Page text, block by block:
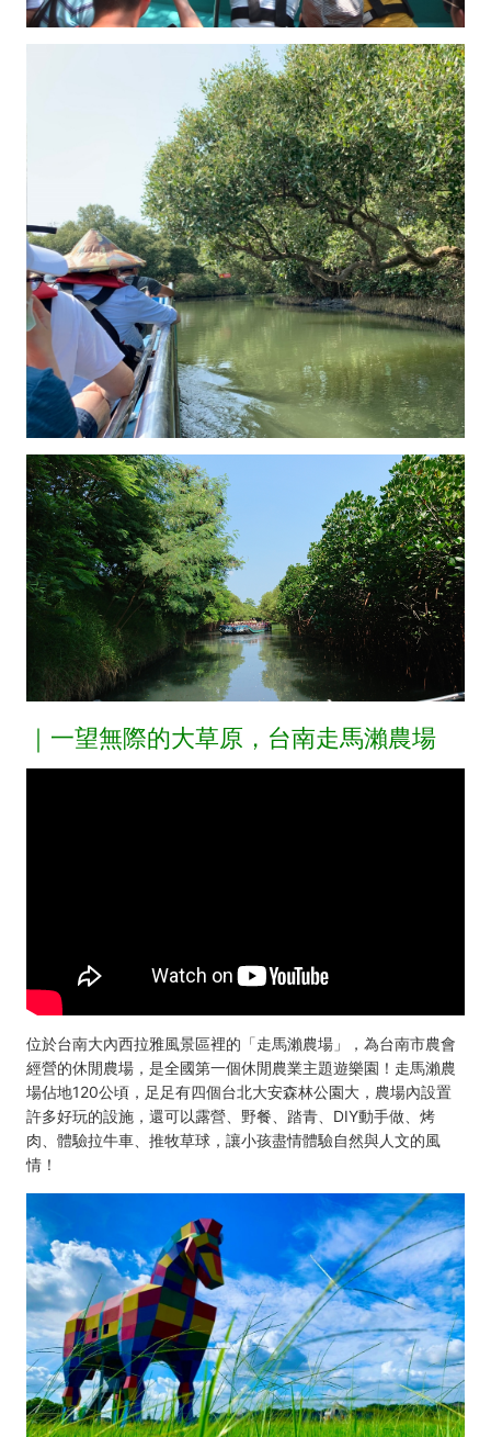
｜一望無際的大草原，台南走馬瀨農場
位於台南大內西拉雅風景區裡的「走馬瀨農場 」，為台南市農會
經營的休閒農場，是全國第一個休閒農業主題遊樂園！走馬瀨農
場佔地120公頃，足足有四個台北大安森林公園大，農場內設置
許多好玩的設施，還可以露營、野餐、踏青、DIY動手做、烤
肉、體驗拉牛車、推牧草球，讓小孩盡情體驗自然與人文的風
情！